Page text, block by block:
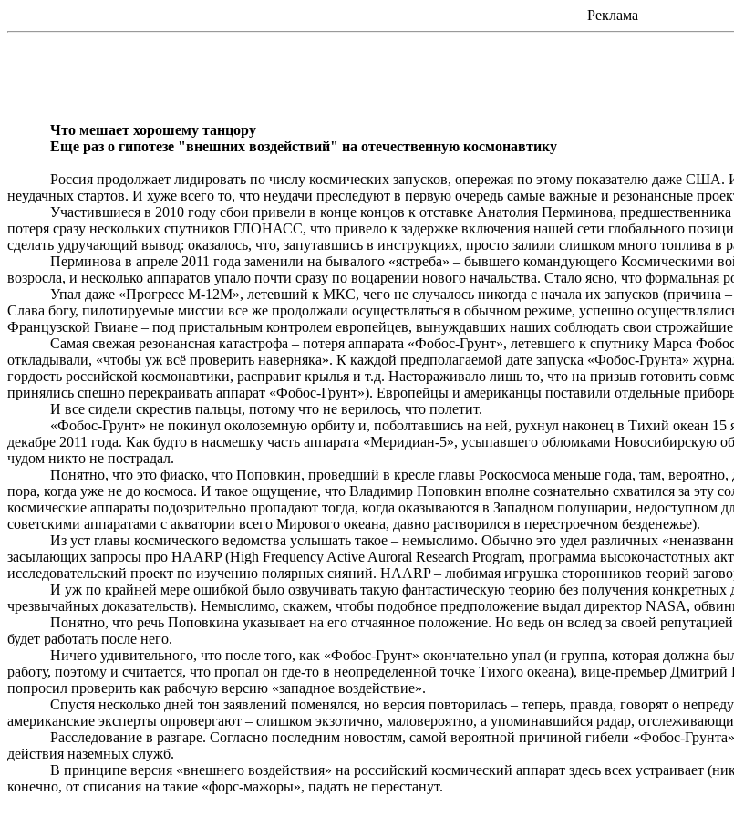
Реклама
Что мешает хорошему танцору
Еще раз о гипотезе "внешних воздействий" на отечественную космонавтику
Россия продолжает лидировать по числу космических запусков, опережая по этому показателю даже
неудачных стартов. И хуже всего то, что неудачи преследуют в первую очередь самые важные и резонансные
Участившиеся в 2010 году сбоипривели в конце концов к отставке АнатолияПерминова,
потеря сразу нескольких спутников ГЛОНАСС, что привело к задержке включения нашей сети глобального
сделать удручающий вывод: оказалось, что, запутавшись в инструкциях, просто залили слишком много топлива в
Перминова в апреле 2011 годазаменили на бывалого «ястреба» – бывшего командующего Космическими
возросла, и несколько аппаратов упало почти сразу по воцарении нового начальства. Стало ясно, что
Упал даже «Прогресс М-12М», летевший к МКС, чего не случалось никогда с начала их запусков (причина
Слава богу, пилотируемые миссии все же продолжали осуществляться в обычном режиме, успешно
Французской Гвиане – под пристальным контролем европейцев, вынуждавших наших соблюдать свои строжайшие
Самая свежая резонансная катастрофа – потеря аппарата «Фобос-Грунт», летевшего к спутнику Марса
откладывали, «чтобы уж всё проверить наверняка». К каждой предполагаемой дате запуска «Фобос-Грунта»
гордость российской космонавтики, расправит крылья и т.д. Настораживало лишь то, что на призыв готовить
принялись спешно перекраивать аппарат «Фобос-Грунт»). Европейцы и американцы поставили отдельные
И всесидели скрестив пальцы, потому что не верилось, что полетит.
«Фобос-Грунт» не покинул околоземную орбиту и,поболтавшись на ней,рухнул наконец в Тихий океан 15
декабре 2011 года. Как будто в насмешку часть аппарата «Меридиан-5», усыпавшего обломками Новосибирскую
чудом никто не пострадал.
Понятно, что это фиаско, чтоПоповкин,проведший в кресле главыРоскосмоса меньше года, там,
пора, когда уже не до космоса. И такое ощущение, что Владимир Поповкин вполне сознательно схватился за эту
космические аппараты подозрительно пропадают тогда, когда оказываются в Западном полушарии,
советскими аппаратами с акватории всего Мирового океана, давно растворился в перестроечном безденежье).
Из уст главы космического ведомства услышать такое – немыслимо. Обычно это удел различных
засылающих запросы про HAARP (High Frequency Active Auroral Research Program, программа высокочастотных
исследовательский проект по изучению полярных сияний. HAARP – любимая игрушка сторонников теорий
Иуж по крайней мере ошибкой было озвучивать такую фантастическую теорию без получения конкретных
чрезвычайных доказательств). Немыслимо, скажем, чтобы подобное предположение выдал директор NASA,
Понятно, что речьПоповкина указывает на его отчаянное положение. Но ведь он вслед за своей
будет работать после него.
Ничего удивительного, что после того, как «Фобос-Грунт» окончательно упал (и группа, которая должна
работу, поэтому и считается, что пропал он где-то в неопределенной точке Тихого океана), вице-премьер
попросил проверить как рабочую версию «западное воздействие».
Спустя несколько дней тон заявлений поменялся, но версия повторилась – теперь, правда, говорят о
американские эксперты опровергают – слишком экзотично, маловероятно, а упоминавшийся радар,
Расследование в разгаре. Согласно последним новостям, самой вероятной причиной гибели «Фобос-Грунта
действия наземных служб.
В принципе версия «внешнего воздействия» на российский космический аппарат здесь всех устраивает
конечно, от списания на такие «форс-мажоры», падать не перестанут.